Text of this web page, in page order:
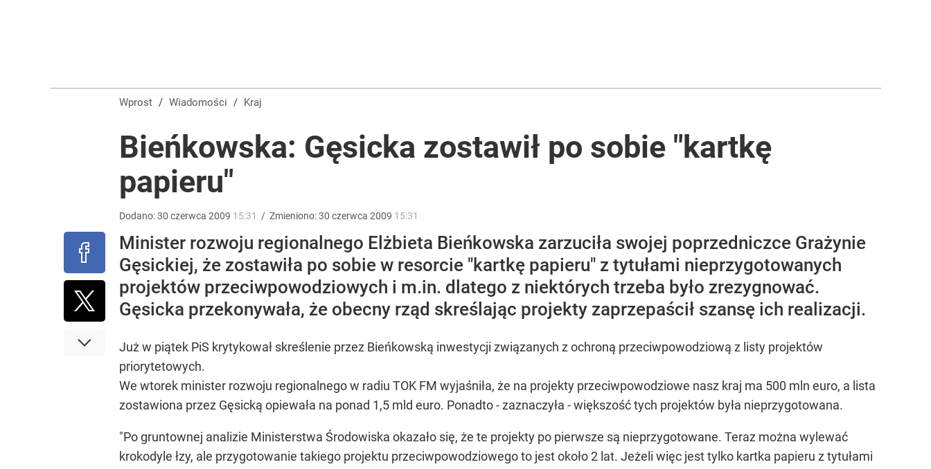
Wrze po roku Nawrockiego. „Największa hańba” kontra „Cała Europa nam go zazdrości”
„Regularnie posługuje się językiem nienawiści”. Ostra reakcja Moskwy na słowa Nawrockiego
Wprost / Wiadomości / Kraj
Bieńkowska: Gęsicka zostawił po sobie "kartkę
papieru"
Dodano:30 czerwca 2009 15:31 / Zmieniono:30 czerwca 2009 15:31
Minister rozwoju regionalnego Elżbieta Bieńkowska zarzuciła swojej poprzedniczce Grażynie
Gęsickiej, że zostawiła po sobie w resorcie "kartkę papieru" z tytułami nieprzygotowanych
projektów przeciwpowodziowych i m.in. dlatego z niektórych trzeba było zrezygnować.
Gęsicka przekonywała, że obecny rząd skreślając projekty zaprzepaścił szansę ich realizacji.
Już w piątek PiS krytykował skreślenie przez Bieńkowską inwestycji związanych z ochroną przeciwpowodziową z listy projektów
priorytetowych.
We wtorek minister rozwoju regionalnego w radiu TOK FM wyjaśniła, że na projekty przeciwpowodziowe nasz kraj ma 500 mln euro, a lista
zostawiona przez Gęsicką opiewała na ponad 1,5 mld euro. Ponadto - zaznaczyła - większość tych projektów była nieprzygotowana.
"Po gruntownej analizie Ministerstwa Środowiska okazało się, że te projekty po pierwsze są nieprzygotowane. Teraz można wylewać
krokodyle łzy, ale przygotowanie takiego projektu przeciwpowodziowego to jest około 2 lat. Jeżeli więc jest tylko kartka papieru z tytułami